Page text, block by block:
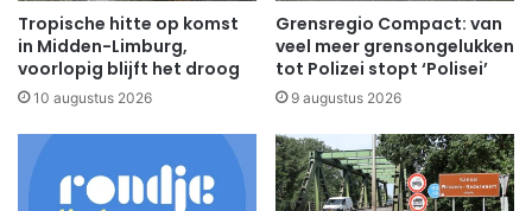
Tropische hitte op komst
in Midden-Limburg,
voorlopig blijft het droog
10 augustus 2026
Grensregio Compact: van
veel meer grensongelukken
tot Polizei stopt ‘Polisei’
9 augustus 2026